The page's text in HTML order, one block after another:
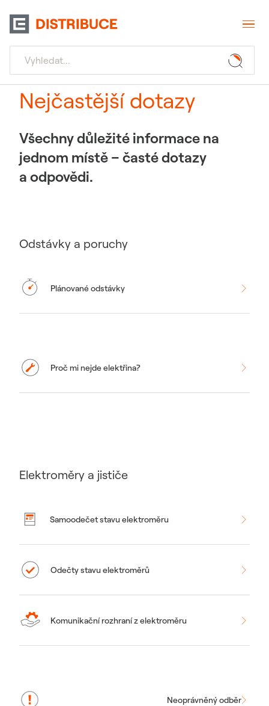
Nejčastější dotazy
Všechny důležité informace na
jednom místě – časté dotazy
a odpovědi.
Odstávky a poruchy
Plánované odstávky
Proč mi nejde elektřina?
Elektroměry a jističe
Samoodečet stavu elektroměru
Odečty stavu elektroměrů
Komunikační rozhraní z elektroměru
Neoprávněný odběr